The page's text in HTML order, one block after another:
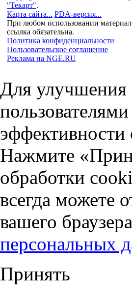
"Текарт".
Карта сайта... PDA-версия...
При любом использовании
ссылка обязательна.
Политика конфиденциальности
Пользовательское соглашение
Реклама на NGE.RU
Для улучшения
Нажмите
обработки
всегда можете
вашего
персональных
Принять